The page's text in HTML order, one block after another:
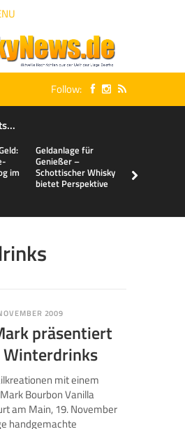
Follow:
im
Geldanlage für
Genießer –
Schottischer Whisky
bietet Perspektive
2009
präsentiert
Winterdrinks
mit einem
Bourbon Vanilla
am Main, 19. November
handgemachte